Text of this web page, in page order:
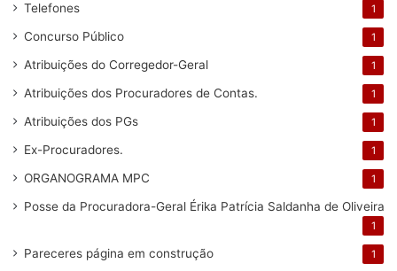
Telefones 1
Concurso Público 1
Atribuições do Corregedor-Geral 1
Atribuições dos Procuradores de Contas. 1
Atribuições dos PGs 1
Ex-Procuradores. 1
ORGANOGRAMA MPC 1
Posse da Procuradora-Geral Érika Patrícia Saldanha de Oliveira
1
Pareceres página em construção 1